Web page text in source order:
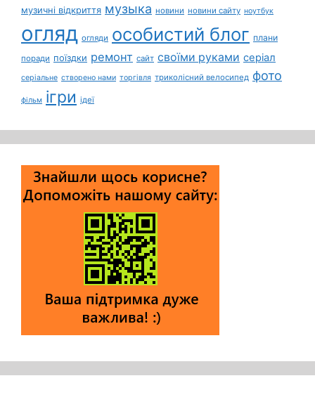
музичні відкриття музыка новини новини сайту ноутбук
огляд огляди особистий блог плани
поради поїздки ремонт сайт своїми руками серіал
серіальне створено нами торгівля триколісний велосипед фото
фільм ігри ідеї